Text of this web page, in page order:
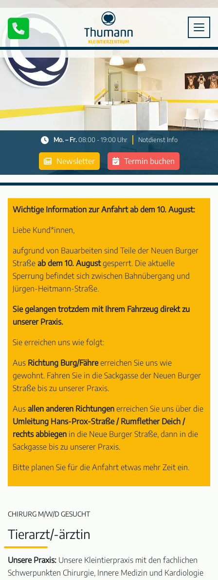
Mo. – Fr.08:00 - 19:00 Uhr Notdienst Info
Newsletter Termin buchen
Wichtige Information zur Anfahrt ab dem 10. August:
Liebe Kund*innen,
aufgrund von Bauarbeiten sind Teile der Neuen Burger
Straße ab dem 10. Augustgesperrt. Die aktuelle
Sperrung befindet sich zwischen Bahnübergang und
Jürgen-Heitmann-Straße.
Sie gelangen trotzdem mit Ihrem Fahrzeug direkt zu
unserer Praxis.
Sie erreichen uns wie folgt:
Aus Richtung Burg/Fähreerreichen Sie uns wie
gewohnt. Fahren Sie in die Sackgasse der Neuen Burger
Straße bis zu unserer Praxis.
Aus allen anderen Richtungen erreichen Sie uns über die
Umleitung Hans-Prox-Straße / Rumflether Deich /
rechts abbiegen in die Neue Burger Straße, dann in die
Sackgasse bis zu unserer Praxis.
Bitte planen Sie für die Anfahrt etwas mehr Zeit ein.
CHIRURG M/W/D GESUCHT
Tierarzt/-ärztin
Unsere Praxis: Unsere Kleintierpraxis mit den fachlichen
Schwerpunkten Chirurgie, Innere Medizin und Kardiologie